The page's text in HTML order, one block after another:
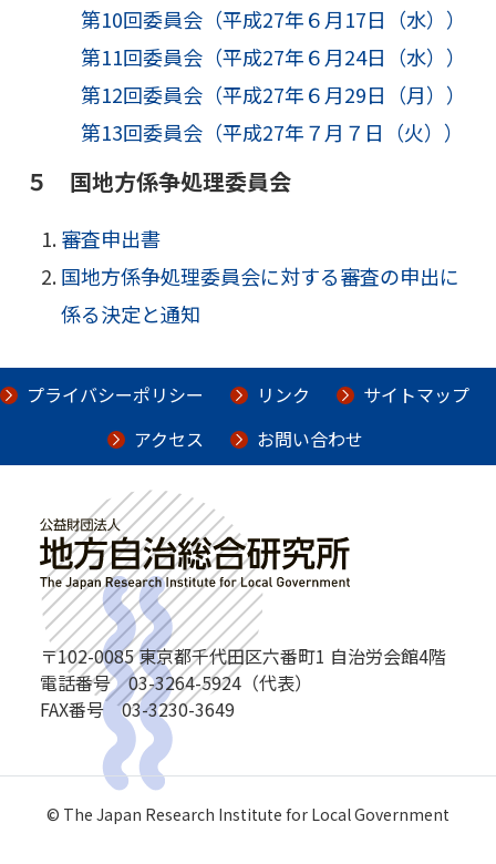
第10回委員会（平成27年６月17日（水））
第11回委員会（平成27年６月24日（水））
第12回委員会（平成27年６月29日（月））
第13回委員会（平成27年７月７日（火））
５ 国地方係争処理委員会
審査申出書
国地方係争処理委員会に対する審査の申出に
係る決定と通知
プライバシーポリシー リンク
サイトマップ
アクセス
お問い合わせ
〒102-0085 東京都千代田区六番町1 自治労会館4階
電話番号 03-3264-5924（代表）
FAX番号 03-3230-3649
©️ The Japan Research Institute for Local Government